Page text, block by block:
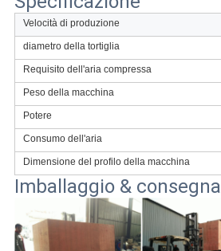
Velocità di produzione
diametro della tortiglia
Requisito dell'aria compressa
Peso della macchina
Potere
Consumo dell'aria
Dimensione del profilo della macchina
Imballaggio & consegna